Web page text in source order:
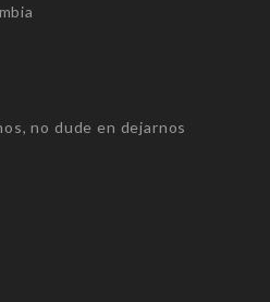
no dude en dejarnos